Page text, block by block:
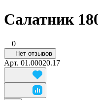
Салатник
0
Нет отзывов
Арт. 01.00020.17